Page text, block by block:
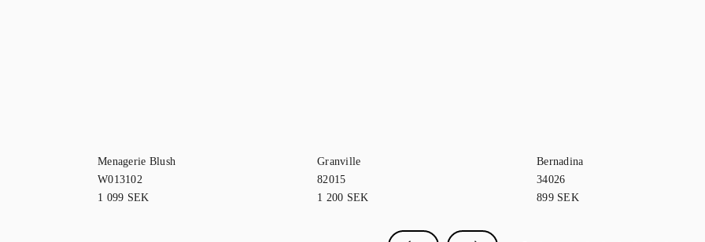
Menagerie Blush
W013102
1 099 SEK
Granville
82015
1 200 SEK
Bernadina
34026
899 SEK